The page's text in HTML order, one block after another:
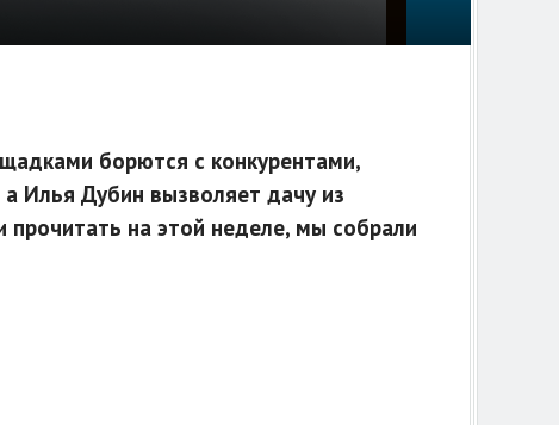
борются с конкурентами,
Илья Дубин вызволяет дачу из
прочитать на этой неделе, мы собрали